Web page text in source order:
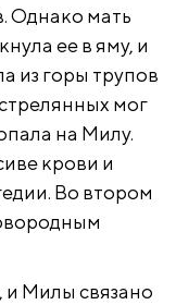
Однако мать
ее в яму, и
из горы трупов
мог
на Милу.
крови и
Во втором
Милы связано